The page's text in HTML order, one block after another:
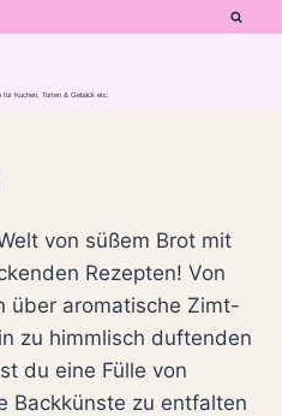
für Kuchen, Torten & Gebäck etc.
von süßem Brot mit
Rezepten! Von
über aromatische Zimt-
zu himmlisch duftenden
du eine Fülle von
Backkünste zu entfalten